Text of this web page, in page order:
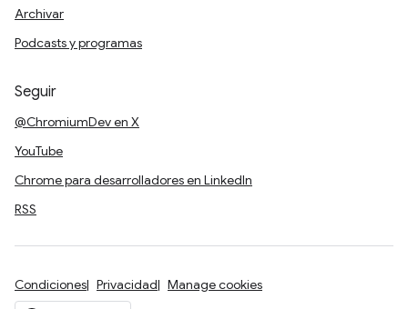
Archivar
Podcasts y programas
Seguir
@ChromiumDev en X
YouTube
Chrome para desarrolladores en LinkedIn
RSS
Condiciones Privacidad Manage cookies